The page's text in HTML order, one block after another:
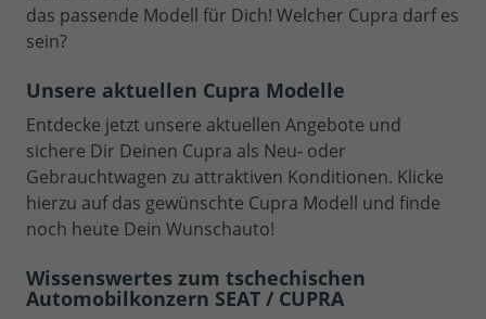
das passende Modell für Dich! Welcher Cupra darf es
sein?
Unsere aktuellen Cupra Modelle
Entdecke jetzt unsere aktuellen Angebote und
sichere Dir Deinen Cupra als Neu- oder
Gebrauchtwagen zu attraktiven Konditionen. Klicke
hierzu auf das gewünschte Cupra Modell und finde
noch heute Dein Wunschauto!
Wissenswertes zum tschechischen
Automobilkonzern SEAT / CUPRA